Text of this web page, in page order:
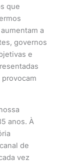
que
a
governos
e
anos. À
de
vez